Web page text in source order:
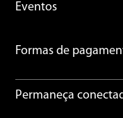
Eventos
Formas de
Permaneça